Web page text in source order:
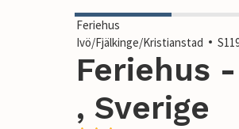
Feriehus
Ivö/Fjälkinge/Kristianstad
Feriehus
, Sverige